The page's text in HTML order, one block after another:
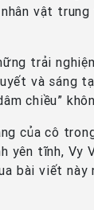
vật trung
trải
và sáng
chiều”
của cô
yên tĩnh, Vy
bài viết này